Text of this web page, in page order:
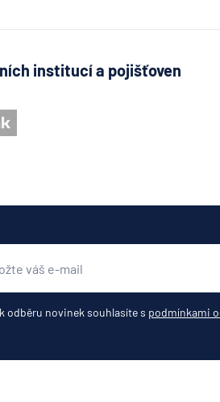
institucí a pojišťoven
odběru novinek souhlasíte s podmínkami